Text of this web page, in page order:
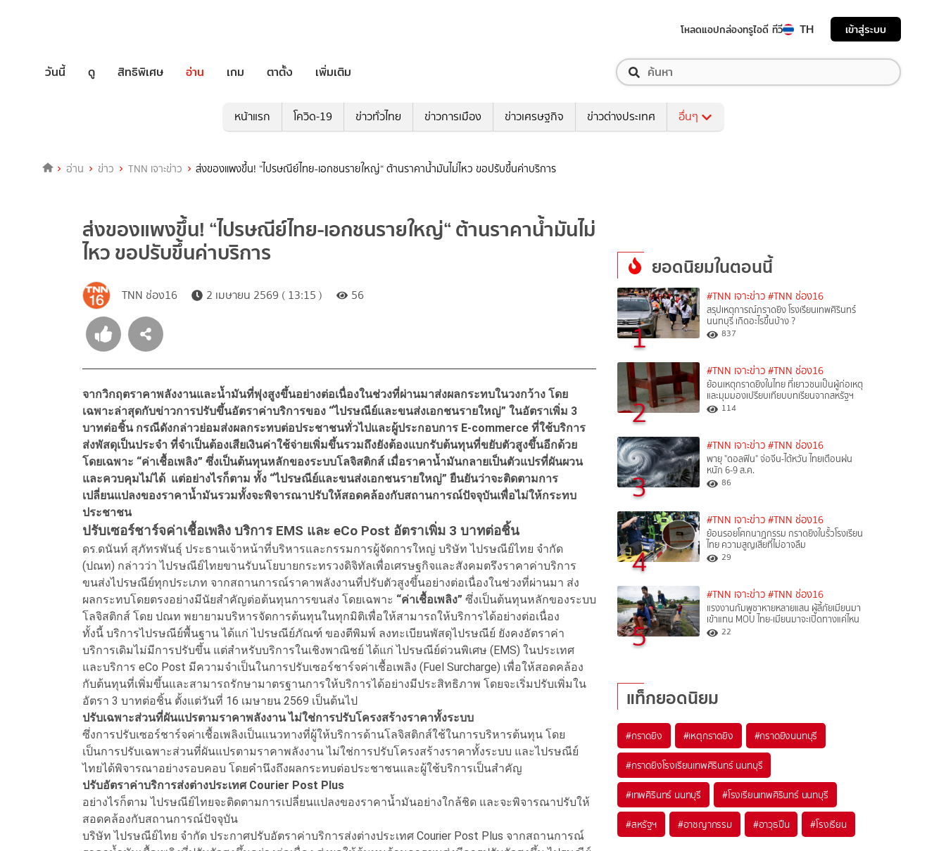
โหลดแอปกล่องทรูไอดี ทีวี TH เข้าสู่ระบบ
วันนี้ ดู สิทธิพิเศษ อ่าน เกม ตาตั้ง เพิ่มเติม
หน้าแรก โควิด-19 ข่าวทั่วไทย ข่าวการเมือง ข่าวเศรษฐกิจ ข่าวต่างประเทศ อื่นๆ
อ่าน ข่าว TNN เจาะข่าว ส่งของแพงขึ้น! “ไปรษณีย์ไทย-เอกชนรายใหญ่“ ต้านราคาน้ำมันไม่ไหว ขอปรับขึ้นค่าบริการ
ส่งของแพงขึ้น! “ไปรษณีย์ไทย-เอกชนรายใหญ่“ ต้านราคาน้ำมันไม่
ไหว ขอปรับขึ้นค่าบริการ
TNN ช่อง16 2 เมษายน 2569 ( 13:15 ) 56
จากวิกฤตราคาพลังงานและน้ำมันที่พุ่งสูงขึ้นอย่างต่อเนื่องในช่วงที่ผ่านมาส่งผลกระทบในวงกว้าง โดย
เฉพาะล่าสุดกับข่าวการปรับขึ้นอัตราค่าบริการของ “ไปรษณีย์และขนส่งเอกชนรายใหญ่” ในอัตราเพิ่ม 3
บาทต่อชิ้น กรณีดังกล่าวย่อมส่งผลกระทบต่อประชาชนทั่วไปและผู้ประกอบการ E-commerce ที่ใช้บริการ
ส่งพัสดุเป็นประจำ ที่จำเป็นต้องเสียเงินค่าใช้จ่ายเพิ่มขึ้นรวมถึงยังต้องแบกรับต้นทุนที่ขยับตัวสูงขึ้นอีกด้วย
โดยเฉพาะ “ค่าเชื้อเพลิง” ซึ่งเป็นต้นทุนหลักของระบบโลจิสติกส์ เมื่อราคาน้ำมันกลายเป็นตัวแปรที่ผันผวน
และควบคุมไม่ได้ แต่อย่างไรก็ตาม ทั้ง “ไปรษณีย์และขนส่งเอกชนรายใหญ่” ยืนยันว่าจะติดตามการ
เปลี่ยนแปลงของราคาน้ำมันรวมทั้งจะพิจารณาปรับให้สอดคล้องกับสถานการณ์ปัจจุบันเพื่อไม่ให้กระทบ
ประชาชน
ปรับเซอร์ชาร์จค่าเชื้อเพลิง บริการ EMS และ eCo Post อัตราเพิ่ม 3 บาทต่อชิ้น
ดร.ดนันท์ สุภัทรพันธุ์ ประธานเจ้าหน้าที่บริหารและกรรมการผู้จัดการใหญ่ บริษัท ไปรษณีย์ไทย จำกัด
(ปณท) กล่าวว่า ไปรษณีย์ไทยขานรับนโยบายกระทรวงดิจิทัลเพื่อเศรษฐกิจและสังคมตรึงราคาค่าบริการ
ขนส่งไปรษณีย์ทุกประเภท จากสถานการณ์ราคาพลังงานที่ปรับตัวสูงขึ้นอย่างต่อเนื่องในช่วงที่ผ่านมา ส่ง
ผลกระทบโดยตรงอย่างมีนัยสำคัญต่อต้นทุนการขนส่ง โดยเฉพาะ “ค่าเชื้อเพลิง” ซึ่งเป็นต้นทุนหลักของระบบ
โลจิสติกส์ โดย ปณท พยายามบริหารจัดการต้นทุนในทุกมิติเพื่อให้สามารถให้บริการได้อย่างต่อเนื่อง
ทั้งนี้ บริการไปรษณีย์พื้นฐาน ได้แก่ ไปรษณีย์ภัณฑ์ ของตีพิมพ์ ลงทะเบียนพัสดุไปรษณีย์ ยังคงอัตราค่า
บริการเดิมไม่มีการปรับขึ้น แต่สำหรับบริการในเชิงพาณิชย์ ได้แก่ ไปรษณีย์ด่วนพิเศษ (EMS) ในประเทศ
และบริการ eCo Post มีความจำเป็นในการปรับเซอร์ชาร์จค่าเชื้อเพลิง (Fuel Surcharge) เพื่อให้สอดคล้อง
กับต้นทุนที่เพิ่มขึ้นและสามารถรักษามาตรฐานการให้บริการได้อย่างมีประสิทธิภาพ โดยจะเริ่มปรับเพิ่มใน
อัตรา 3 บาทต่อชิ้น ตั้งแต่วันที่ 16 เมษายน 2569 เป็นต้นไป
ปรับเฉพาะส่วนที่ผันแปรตามราคาพลังงาน ไม่ใช่การปรับโครงสร้างราคาทั้งระบบ
ซึ่งการปรับเซอร์ชาร์จค่าเชื้อเพลิงเป็นแนวทางที่ผู้ให้บริการด้านโลจิสติกส์ใช้ในการบริหารต้นทุน โดย
เป็นการปรับเฉพาะส่วนที่ผันแปรตามราคาพลังงาน ไม่ใช่การปรับโครงสร้างราคาทั้งระบบ และไปรษณีย์
ไทยได้พิจารณาอย่างรอบคอบ โดยคำนึงถึงผลกระทบต่อประชาชนและผู้ใช้บริการเป็นสำคัญ
ปรับอัตราค่าบริการส่งต่างประเทศ Courier Post Plus
อย่างไรก็ตาม ไปรษณีย์ไทยจะติดตามการเปลี่ยนแปลงของราคาน้ำมันอย่างใกล้ชิด และจะพิจารณาปรับให้
สอดคล้องกับสถานการณ์ปัจจุบัน
บริษัท ไปรษณีย์ไทย จำกัด ประกาศปรับอัตราค่าบริการส่งต่างประเทศ Courier Post Plus จากสถานการณ์
ยอดนิยมในตอนนี้
1
#TNN เจาะข่าว #TNN ช่อง16
สรุปเหตุการณ์กราดยิง โรงเรียนเทพศิรินทร์
นนทบุรี เกิดอะไรขึ้นบ้าง ?
837
2
#TNN เจาะข่าว #TNN ช่อง16
ย้อนเหตุกราดยิงในไทย ที่เยาวชนเป็นผู้ก่อเหตุ
และมุมมองเปรียบเทียบบทเรียนจากสหรัฐฯ
114
3
#TNN เจาะข่าว #TNN ช่อง16
พายุ "ดอลฟิน" จ่อจีน-ไต้หวัน ไทยเตือนฝน
หนัก 6-9 ส.ค.
86
4
#TNN เจาะข่าว #TNN ช่อง16
ย้อนรอยโศกนาฏกรรม กราดยิงในรั้วโรงเรียน
ไทย ความสูญเสียที่ไม่อาจลืม
29
5
#TNN เจาะข่าว #TNN ช่อง16
แรงงานกัมพูชาหายหลายแสน ผู้ลี้ภัยเมียนมา
เข้าแทน MOU ไทย-เมียนมาจะเปิดทางแค่ไหน
22
แท็กยอดนิยม
#กราดยิง #เหตุกราดยิง #กราดยิงนนทบุรี
#กราดยิงโรงเรียนเทพศิรินทร์ นนทบุรี
#เทพศิรินทร์ นนทบุรี #โรงเรียนเทพศิรินทร์ นนทบุรี
#สหรัฐฯ #อาชญากรรม #อาวุธปืน #โรงเรียน